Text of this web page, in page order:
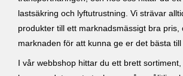
lastsäkring och lyftutrustning. Vi strävar
produkter till ett marknadsmässigt bra
marknaden för att kunna ge er det bästa till
I vår webbshop hittar du ett brett